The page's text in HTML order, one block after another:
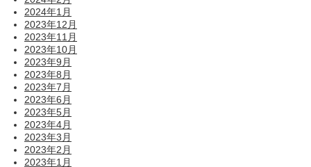
2024年1月
2023年12月
2023年11月
2023年10月
2023年9月
2023年8月
2023年7月
2023年6月
2023年5月
2023年4月
2023年3月
2023年2月
2023年1月